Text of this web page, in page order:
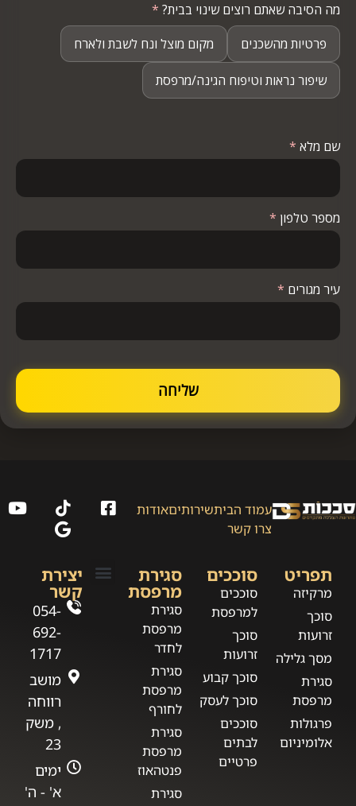
מה הסיבה שאתם רוצים שינוי בבית? *
פרטיות מהשכנים
מקום מוצל ונח לשבת ולארח
שיפור נראות וטיפוח הגינה/מרפסת
שם מלא *
מספר טלפון *
עיר מגורים *
שליחה
עמוד הביתשירותיםאודות
צרו קשר
תפריט
מרקיזה
סוכך
זרועות
מסך גלילה
סגירת
מרפסת
פרגולות
אלומיניום
סוככים
סוככים
למרפסת
סוכך
זרועות
סוכך קבוע
סוכך לעסק
סוככים
לבתים
פרטיים
סגירת
מרפסת
סגירת
מרפסת
לחדר
סגירת
מרפסת
לחורף
סגירת
מרפסת
פנטהאוז
סגירת
יצירת
קשר
054-
692-
1717
מושב
רווחה
, משק
23
ימים
א' - ה'